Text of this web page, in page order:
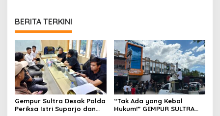
BERITA TERKINI
Gempur Sultra Desak Polda
Periksa Istri Suparjo dan
“Tak Ada yang Kebal
Hukum!” GEMPUR SULTRA